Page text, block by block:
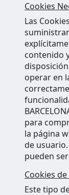
Cookies
Las
contenido
operar en
para
la página
de
pueden
Cookies
Este tipo